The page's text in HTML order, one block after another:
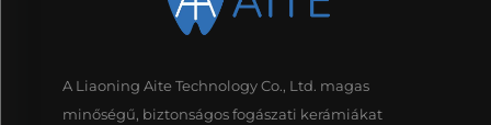
A Liaoning Aite Technology Co., Ltd. magas
minőségű, biztonságos fogászati kerámiákat